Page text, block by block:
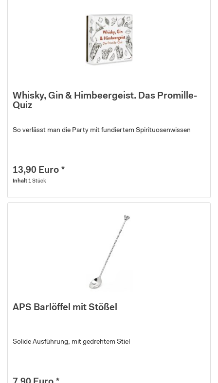
Whisky, Gin & Himbeergeist. Das Promille-
Quiz
So verlässt man die Party mit fundiertem Spirituosenwissen
13,90 Euro *
Inhalt 1 Stück
APS Barlöffel mit Stößel
Solide Ausführung, mit gedrehtem Stiel